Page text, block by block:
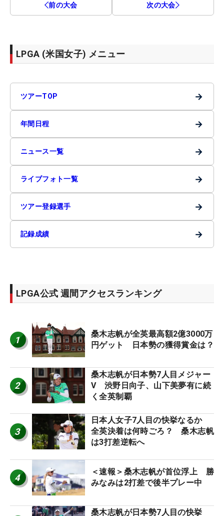
前の大会 次の大会
LPGA (米国女子) メニュー
ツアーTOP →
年間日程 →
ニュース一覧 →
ライブフォト一覧 →
ツアー登録選手 →
記録成績 →
LPGA公式 週間アクセスランキング
1
桑木志帆が全英最高額2億3000万
円ゲット 日本勢の獲得賞金は？
2
桑木志帆が日本勢7人目メジャー
V 渋野日向子、山下美夢有に続
く全英制覇
3
日本人女子7人目の快挙なるか
全英決着は何時ごろ？ 桑木志帆
は3打差逆転へ
4
＜速報＞桑木志帆が首位浮上 勝
みなみは2打差で後半プレー中
桑木志帆が日本勢7人目の快挙